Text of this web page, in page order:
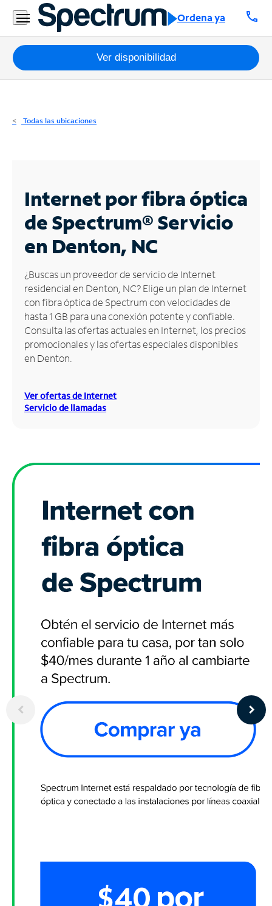
Ordena ya call
Residencial
Business
Paquetes
Internet
Business
Contáctanos
Inglés
Administrar
cuenta
Encuentra
una
tienda
Ver disponibilidad
Todas las ubicaciones
Internet por fibra óptica
de Spectrum®Servicio
en Denton, NC
¿Buscas un proveedor de servicio de Internet
residencial en Denton, NC? Elige un plan de Internet
con fibra óptica de Spectrum con velocidades de
hasta 1 GB para una conexión potente y confiable.
Consulta las ofertas actuales en Internet, los precios
promocionales y las ofertas especiales disponibles
en Denton.
Ver ofertas de Internet
Servicio de llamadas